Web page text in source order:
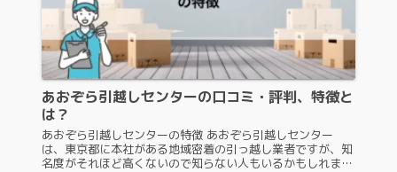
あおぞら引越しセンターの口コミ・評判、特徴と
は？
あおぞら引越しセンターの特徴 あおぞら引越しセンター
は、東京都に本社がある地域密着の引っ越し業者ですが、知
名度がそれほど高くないので知らない人もいるかもしれませ